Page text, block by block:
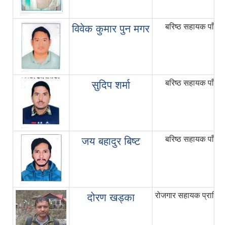
विवेक कुमार पुन मगर बरिष्ठ सहायक पाँचौ
सुदिप शर्मा बरिष्ठ सहायक पाँचौ
जय बहादुर बिष्ट बरिष्ठ सहायक पाँचौ
दोरण खड्का रोजगार सहायक